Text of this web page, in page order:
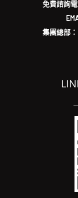
免費諮詢電
集團總部